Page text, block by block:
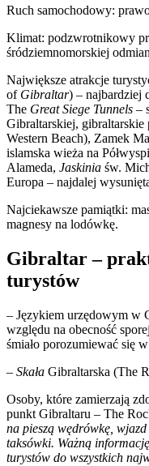
Ruch samochodowy‎:
Klimat: podzwrotnikowy
śródziemnomorskiej
Największe atrakcje
of Gibraltar) – najbardziej
The Great Siege Tunnels –
Gibraltarskiej, gibraltarskie
Western Beach), Zamek
islamska wieża na
Alameda, Jaskinia św.
Europa – najdalej
Najciekawsze pamiątki:
magnesy na lodówkę.
Gibraltar–
turystów
– Językiem urzędowym w
względu na obecność
śmiało porozumiewać się
– Skała Gibraltarska (The
Osoby, które zamierzają
punkt Gibraltaru – The
na pieszą wędrówkę,
taksówki. Ważną
turystów do wszystkich